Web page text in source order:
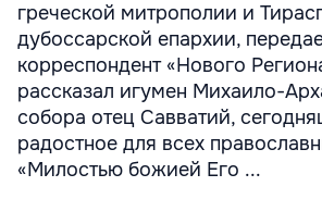
греческой митрополии и
дубоссарской епархии,
корреспондент «Нового
рассказал игумен Михаило-
собора отец Савватий,
радостное для всех
«Милостью божией Его ...